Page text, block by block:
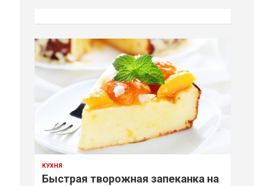
КУХНЯ
Быстрая творожная запеканка на